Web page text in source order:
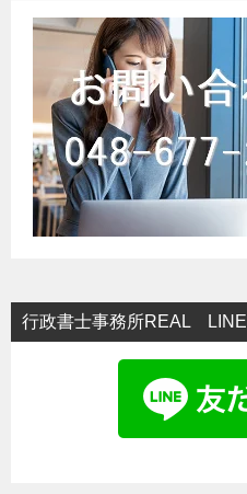
行政書士事務所REAL LINE